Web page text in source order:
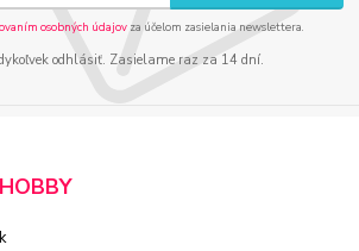
osobných údajov za účelom zasielania newslettera.
odhlásiť. Zasielame raz za 14 dní.